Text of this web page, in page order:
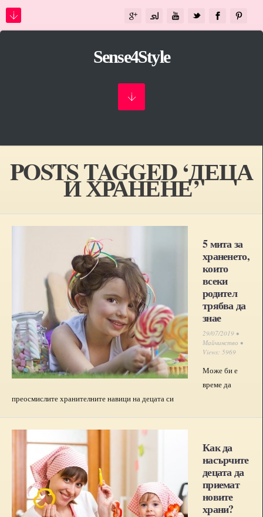
Sense4Style
POSTS TAGGED ‘ДЕЦА
И ХРАНЕНЕ’
5 мита за
храненето,
които
всеки
родител
трябва да
знае
29/07/2019 •
Майчинство •
Views: 5969
Може би е
време да
преосмислите хранителните навици на децата си
Как да
насърчите
децата да
приемат
новите
храни?